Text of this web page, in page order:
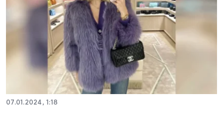
07.01.2024, 1:18